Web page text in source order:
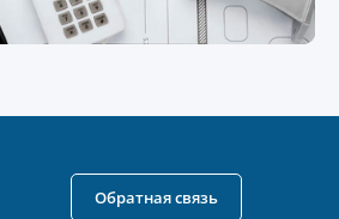
Обратная связь